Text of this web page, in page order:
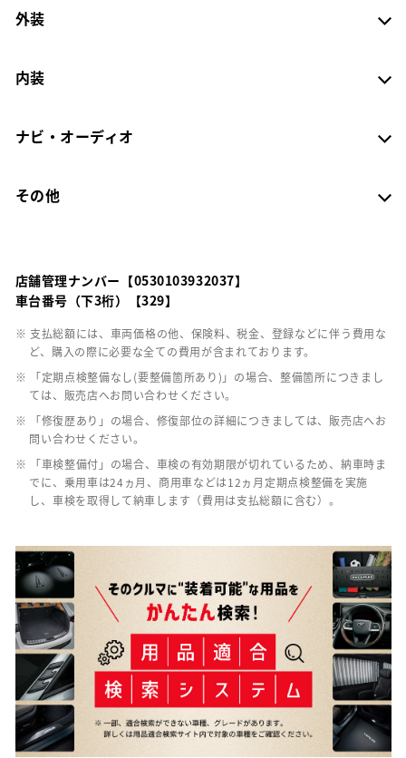
外装
内装
ナビ・オーディオ
その他
店舗管理ナンバー【0530103932037】
車台番号（下3桁）【329】
※ 支払総額には、車両価格の他、保険料、税金、登録などに伴う費用な
ど、購入の際に必要な全ての費用が含まれております。
※ 「定期点検整備なし(要整備箇所あり)」の場合、整備箇所につきまし
ては、販売店へお問い合わせください。
※ 「修復歴あり」の場合、修復部位の詳細につきましては、販売店へお
問い合わせください。
※ 「車検整備付」の場合、車検の有効期限が切れているため、納車時ま
でに、乗用車は24ヵ月、商用車などは12ヵ月定期点検整備を実施
し、車検を取得して納車します（費用は支払総額に含む）。